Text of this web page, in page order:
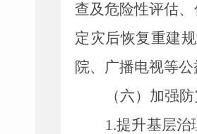
查及危险性评估
定灾后恢复重建
院、广播电视等公
（六）加强
1.提升基层治